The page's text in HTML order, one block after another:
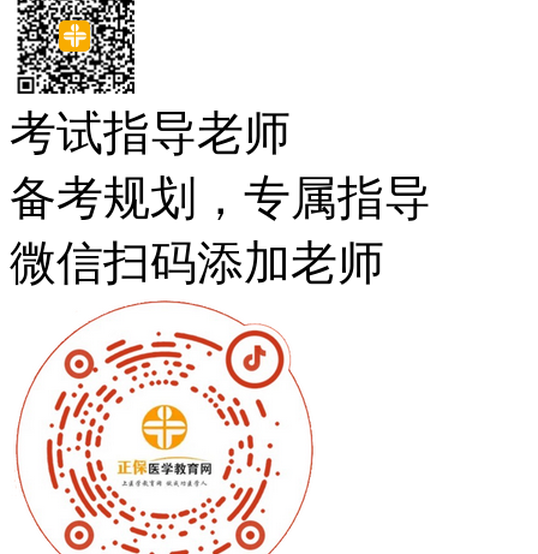
考试指导老师
备考规划，专属指导
微信扫码添加老师